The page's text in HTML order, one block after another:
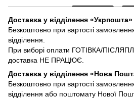
Доставка у відділення «Укрпошта»
Безкоштовно при вартості
відділення.
При виборі оплати ГОТІВКА/
доставка НЕ ПРАЦЮЄ.
Доставка у відділення «Нова
Безкоштовно при вартості
відділення або поштомату Нової